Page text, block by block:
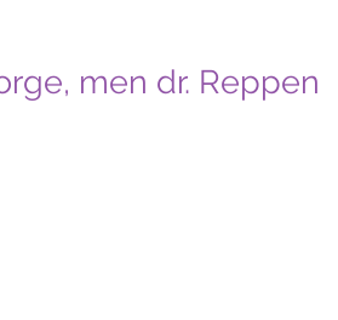
men dr. Reppen